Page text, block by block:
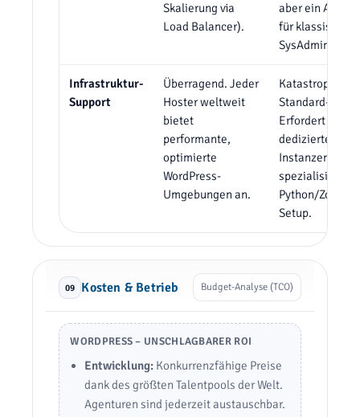
Skalierung via
Load Balancer).
aber ein
für klassische
SysAdmins.
Infrastruktur-
Support
Überragend. Jeder
Hoster weltweit
bietet
performante,
optimierte
WordPress-
Umgebungen an.
Katastrophal
Standard-
Erfordert VPS
dedizierte
Instanzen mit
spezialisiertem
Python/Zope-
Setup.
09 Kosten & Betrieb Budget-Analyse (TCO)
WORDPRESS – UNSCHLAGBARER ROI
Entwicklung: Konkurrenzfähige Preise
dank des größten Talentpools der Welt.
Agenturen sind jederzeit austauschbar.